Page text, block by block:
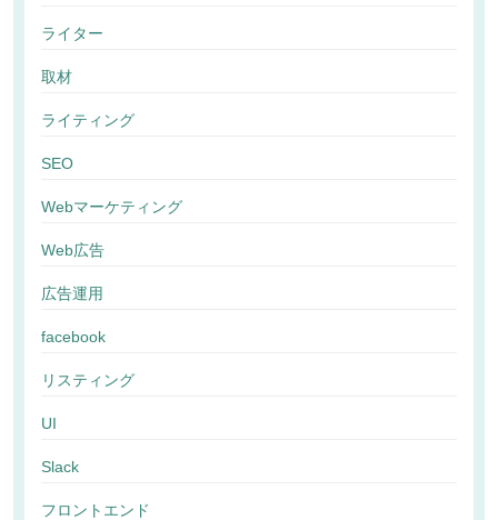
ライター
取材
ライティング
SEO
Webマーケティング
Web広告
広告運用
facebook
リスティング
UI
Slack
フロントエンド